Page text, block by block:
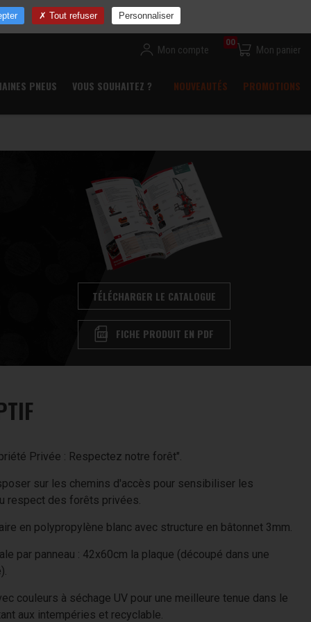
Devenir revendeur Commande rapide
Mon compte Mon panier
00
PNEUS VOUS SOUHAITEZ ? NOUVEAUTÉS PROMOTIONS
TÉLÉCHARGER LE CATALOGUE
FICHE PRODUIT EN PDF
Privée : Respectez notre forêt".
sur les chemins d'accès pour sensibiliser les
respect des forêts privées.
en polypropylène blanc avec structure en bâtonnet 3mm.
par panneau : 42x60cm la plaque (découpé dans une
couleurs à séchage UV pour une meilleure tenue dans le
aux intempéries et recyclable.
Tout refuser Personnaliser